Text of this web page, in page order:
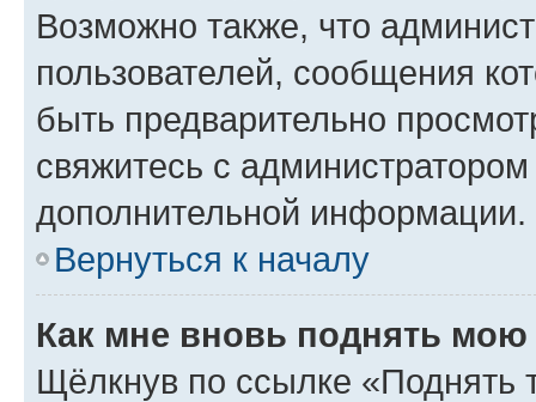
Возможно также, что
пользователей, сообщения
быть предварительно
свяжитесь с
дополнительной информации.
Вернуться к началу
Как мне вновь поднять мою
Щёлкнув по ссылке «Поднять